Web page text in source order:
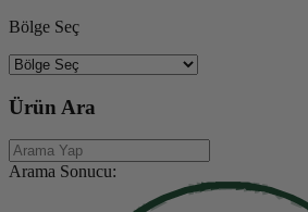
Bölge Seç
Ürün Ara
Arama Sonucu: